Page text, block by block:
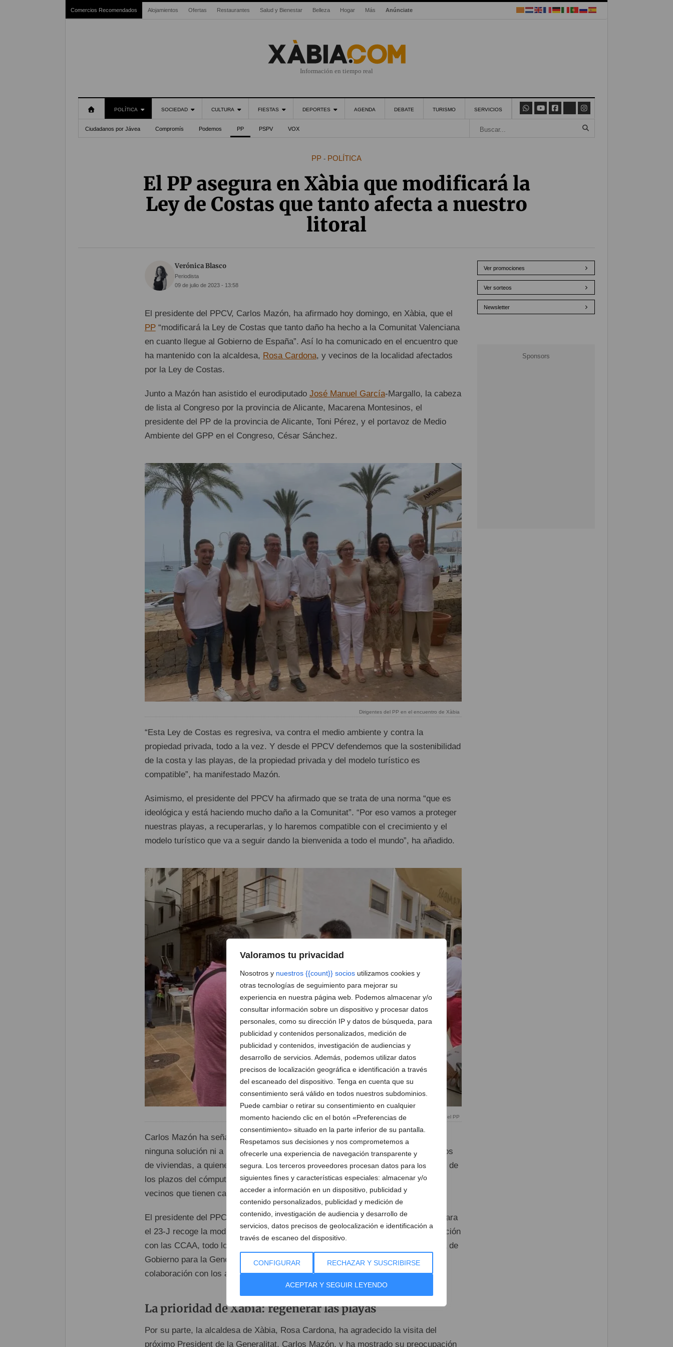
Valoramos tu privacidad
Nosotros y nuestros {{count}} socios utilizamos cookies y
otras tecnologías de seguimiento para mejorar su
experiencia en nuestra página web. Podemos almacenar y/o
consultar información sobre un dispositivo y procesar datos
personales, como su dirección IP y datos de búsqueda, para
publicidad y contenidos personalizados, medición de
publicidad y contenidos, investigación de audiencias y
desarrollo de servicios. Además, podemos utilizar datos
precisos de localización geográfica e identificación a través
del escaneado del dispositivo. Tenga en cuenta que su
consentimiento será válido en todos nuestros subdominios.
Puede cambiar o retirar su consentimiento en cualquier
momento haciendo clic en el botón «Preferencias de
consentimiento» situado en la parte inferior de su pantalla.
Respetamos sus decisiones y nos comprometemos a
ofrecerle una experiencia de navegación transparente y
segura. Los terceros proveedores procesan datos para los
siguientes fines y características especiales: almacenar y/o
acceder a información en un dispositivo, publicidad y
contenido personalizados, publicidad y medición de
contenido, investigación de audiencia y desarrollo de
servicios, datos precisos de geolocalización e identificación a
través de escaneo del dispositivo.
CONFIGURAR RECHAZAR Y SUSCRIBIRSE
ACEPTAR Y SEGUIR LEYENDO
Comercios Recomendados Alojamientos Ofertas Restaurantes Salud y Bienestar Belleza Hogar Más Anúnciate
Información en tiempo real
POLÍTICA SOCIEDAD CULTURA FIESTAS DEPORTES AGENDA DEBATE TURISMO SERVICIOS
Ciudadanos por Jávea Compromís Podemos PP PSPV VOX
PP - POLÍTICA
El PP asegura en Xàbia que modificará la
Ley de Costas que tanto afecta a nuestro
litoral
Verónica Blasco
Periodista
09 de julio de 2023 - 13:58
El presidente del PPCV, Carlos Mazón, ha afirmado hoy domingo, en Xàbia, que el
PP“modificará la Ley de Costas que tanto daño ha hecho a la Comunitat Valenciana
en cuanto llegue al Gobierno de España”. Así lo ha comunicado en el encuentro que
ha mantenido con la alcaldesa, Rosa Cardona, y vecinos de la localidad afectados
por la Ley de Costas.
Junto a Mazón han asistido el eurodiputado José Manuel García-Margallo, la cabeza
de lista al Congreso por la provincia de Alicante, Macarena Montesinos, el
presidente del PP de la provincia de Alicante, Toni Pérez, y el portavoz de Medio
Ambiente del GPP en el Congreso, César Sánchez.
Dirigentes del PP en el encuentro de Xàbia
“Esta Ley de Costas es regresiva, va contra el medio ambiente y contra la
propiedad privada, todo a la vez. Y desde el PPCV defendemos que la sostenibilidad
de la costa y las playas, de la propiedad privada y del modelo turístico es
compatible”, ha manifestado Mazón.
Asimismo, el presidente del PPCV ha afirmado que se trata de una norma “que es
ideológica y está haciendo mucho daño a la Comunitat”. “Por eso vamos a proteger
nuestras playas, a recuperarlas, y lo haremos compatible con el crecimiento y el
modelo turístico que va a seguir dando la bienvenida a todo el mundo”, ha añadido.
Un vecino traslada una queja a los dirigentes del PP
Carlos Mazón ha señalado que el Gobierno de Sánchez “no ha sabido ofrecer
ninguna solución ni a la protección y conservación de la costa ni a los propietarios
de viviendas, a quienes nunca ha querido escuchar. Es más, con la modificación de
los plazos del cómputo de concesiones ha creado una inseguridad jurídica a los
vecinos que tienen casas e incluso se les prohíbe realizar obras en sus casas”.
El presidente del PPCV ha recordado que el programa de Alberto Núñez Feijóo para
el 23-J recoge la modificación de la legislación de costas “y se hará en colaboración
con las CCAA, todo lo contrario de lo que ha hecho Sánchez”, y que el programa de
Gobierno para la Generalitat también habla de una “protección real del litoral en
colaboración con los ayuntamientos afectados y la administración del Gobierno”.
La prioridad de Xàbia: regenerar las playas
Por su parte, la alcaldesa de Xàbia, Rosa Cardona, ha agradecido la visita del
próximo President de la Generalitat, Carlos Mazón, y ha mostrado su preocupación
Ver promociones
Ver sorteos
Newsletter